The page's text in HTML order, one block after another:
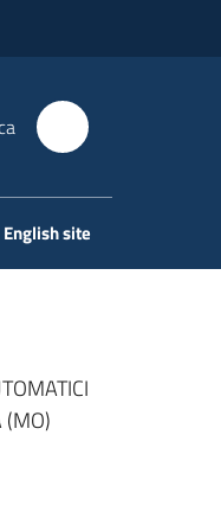
English site
(MO)